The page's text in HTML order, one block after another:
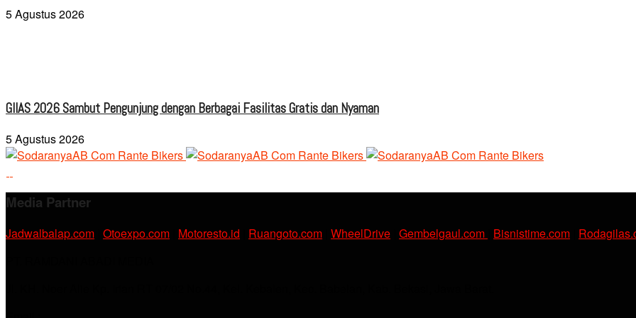
5 Agustus 2026
GIIAS 2026 Sambut Pengunjung dengan Berbagai Fasilitas Gratis dan Nyaman
5 Agustus 2026
Media Partner
Jadwalbalap.com Otoexpo.com Motoresto.id Ruangoto.com WheelDrive Gembelgaul.com Bisnistime.com